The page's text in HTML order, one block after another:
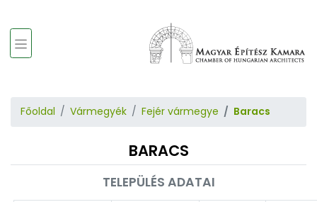
Főoldal Vármegyék Fejér vármegye Baracs
BARACS
TELEPÜLÉS ADATAI